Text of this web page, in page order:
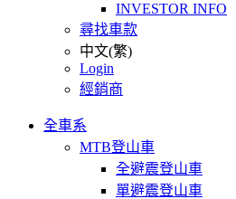
INVESTOR INFO
尋找車款
中文(繁)
Login
經銷商
全車系
MTB登山車
全避震登山車
單避震登山車